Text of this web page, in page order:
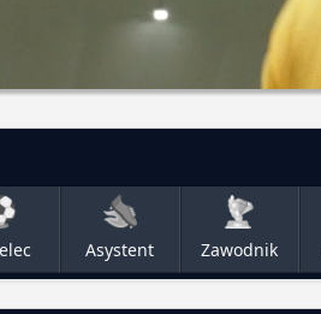
Asystent Zawodnik